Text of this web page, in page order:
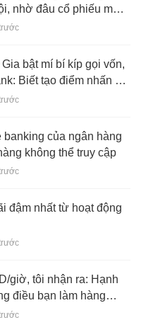
nhờ đâu cổ phiếu một
vẫn tăng gấp 3 lần
bật mí bí kíp gọi vốn,
Biết tạo điểm nhấn ấn
đề tài chính và đặc
của ngân hàng
không thể truy cập
đậm nhất từ hoạt động
giờ, tôi nhận ra: Hạnh
điều bạn làm hàng
số tiền trong tài